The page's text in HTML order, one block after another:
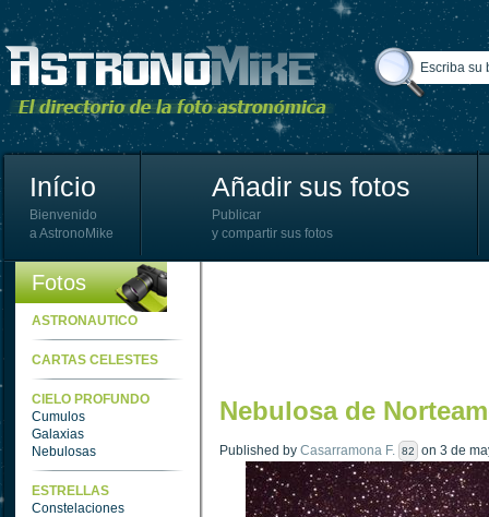
Início
Bienvenido
a AstronoMike
Añadir sus fotos
Publicar
y compartir sus fotos
Fotos
ASTRONAUTICO
CARTAS CELESTES
CIELO PROFUNDO
Cumulos
Galaxias
Nebulosas
ESTRELLAS
Constelaciones
Nebulosa de
Published by Casarramona F. 82 on 3 de